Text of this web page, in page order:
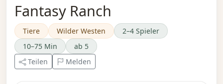
Fantasy Ranch
Tiere Wilder Westen
2–4 Spieler
10–75 Min
ab 5
Teilen
Melden